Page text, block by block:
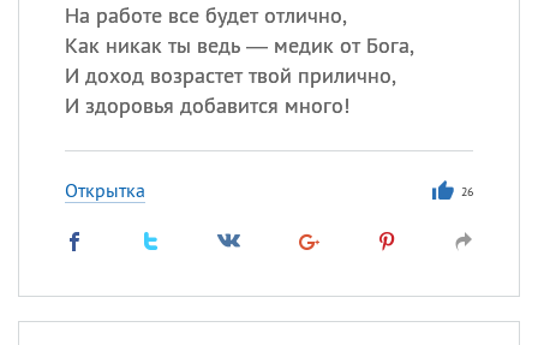
На работе все будет отлично,
Как никак ты ведь — медик от Бога,
И доход возрастет твой прилично,
И здоровья добавится много!
Открытка 26